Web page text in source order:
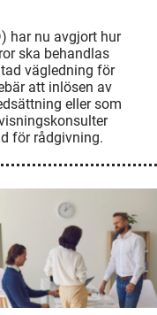
har nu avgjort hur
ska behandlas
vägledning för
att inlösen av
eller som
för rådgivning.